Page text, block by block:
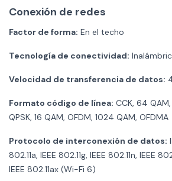
Conexión de redes
Factor de forma: En el techo
Tecnología de conectividad:
Velocidad de transferencia de datos:
Formato código de línea: CCK, 64
QPSK, 16 QAM, OFDM, 1024 QAM, OFDMA
Protocolo de interconexión de datos:
802.11a, IEEE 802.11g, IEEE 802.11n, IEEE
IEEE 802.11ax (Wi-Fi 6)